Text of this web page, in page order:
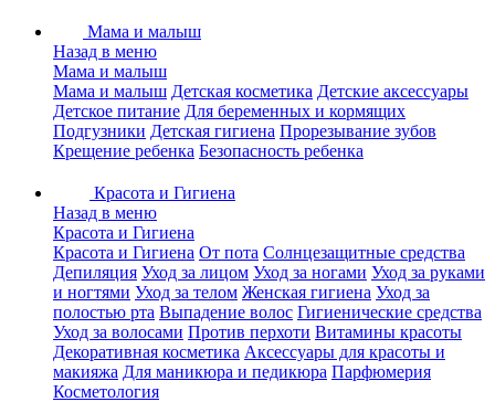
Мама и малыш
Назад в меню
Мама и малыш
Мама и малыш Детская косметика Детские аксессуары
Детское питание Для беременных и кормящих
Подгузники Детская гигиена Прорезывание зубов
Крещение ребенка Безопасность ребенка
Красота и Гигиена
Назад в меню
Красота и Гигиена
Красота и Гигиена От пота Солнцезащитные средства
Депиляция Уход за лицом Уход за ногами Уход за руками
и ногтями Уход за телом Женская гигиена Уход за
полостью рта Выпадение волос Гигиенические средства
Уход за волосами Против перхоти Витамины красоты
Декоративная косметика Аксессуары для красоты и
макияжа Для маникюра и педикюра Парфюмерия
Косметология